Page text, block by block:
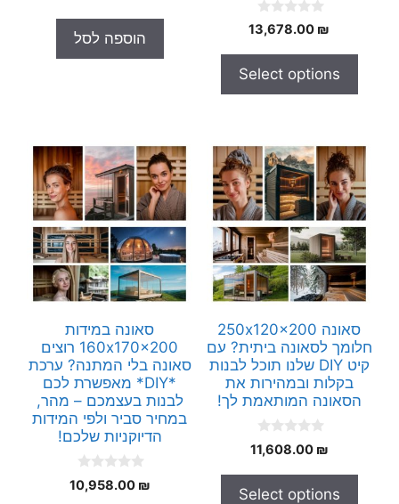
0
o
o
5
13,678.00 ₪
Select options
o
5
היה:
300.00 ₪.
הוספה לסל
סאונה 250x120x200
חלומך לסאונה ביתית? עם
קיט DIY שלנו תוכל לבנות
בקלות ובמהירות את
הסאונה המותאמת לך!
0
o
o
11,608.00 ₪
Select options
סאונה במידות
160x170x200 רוצים
סאונה בלי המתנה? ערכת
*DIY* מאפשרת לכם
לבנות בעצמכם – מהר,
במחיר סביר ולפי המידות
הדיוקניות שלכם!
0
o
10,958.00 ₪